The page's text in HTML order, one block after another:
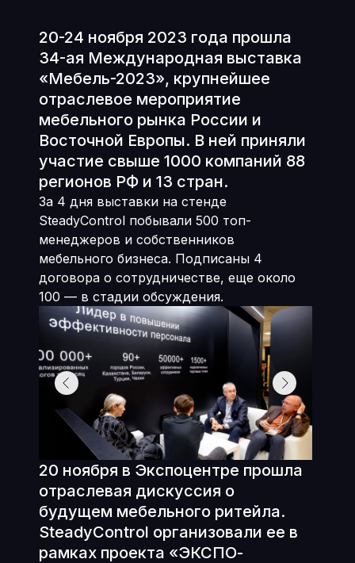
20-24 ноября 2023 года прошла
34-ая Международная выставка
«Мебель-2023», крупнейшее
отраслевое мероприятие
мебельного рынка России и
Восточной Европы. В ней приняли
участие свыше 1000 компаний 88
регионов РФ и 13 стран.
За 4 дня выставки на стенде
SteadyControl побывали 500 топ-
менеджеров и собственников
мебельного бизнеса. Подписаны 4
договора о сотрудничестве, еще около
100 — в стадии обсуждения.
20 ноября в Экспоцентре прошла
отраслевая дискуссия о
будущем мебельного ритейла.
SteadyControl организовали ее в
рамках проекта «ЭКСПО-